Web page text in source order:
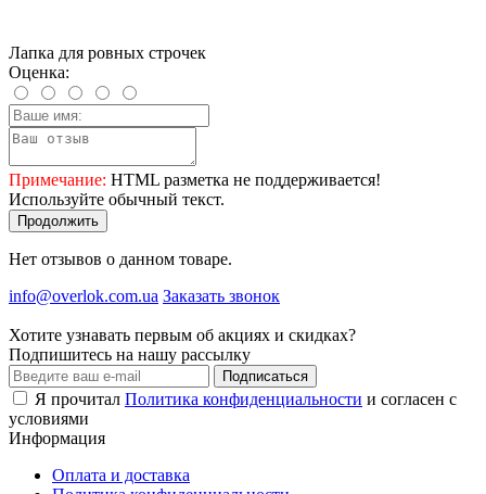
Лапка для ровных строчек
Оценка:
Примечание: HTML разметка не поддерживается!
Используйте обычный текст.
Продолжить
Нет отзывов о данном товаре.
info@overlok.com.ua Заказать звонок
Хотите узнавать первым об акциях и скидках?
Подпишитесь на нашу рассылку
Подписаться
Я прочитал Политика конфиденциальности и согласен с
условиями
Информация
Оплата и доставка